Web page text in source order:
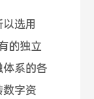
选用
的独立
系的各
字资